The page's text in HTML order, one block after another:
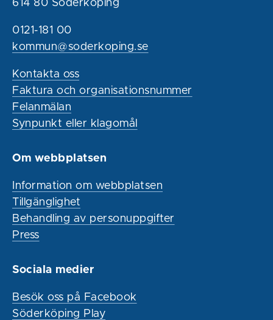
614 80 Söderköping
0121-181 00
kommun@soderkoping.se
Kontakta oss
Faktura och organisationsnummer
Felanmälan
Synpunkt eller klagomål
Om webbplatsen
Information om webbplatsen
Tillgänglighet
Behandling av personuppgifter
Press
Sociala medier
Besök oss på Facebook
Söderköping Play